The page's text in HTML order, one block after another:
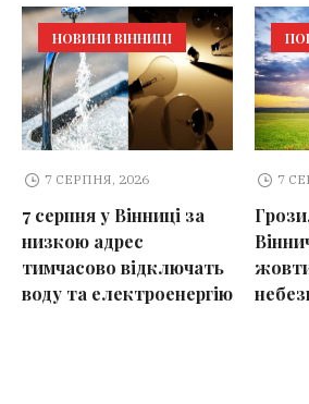
НОВИНИ ВІННИЦІ
7 СЕРПНЯ, 2026
7 серпня у Вінниці за
низкою адрес
тимчасово відключать
воду та електроенергію
7